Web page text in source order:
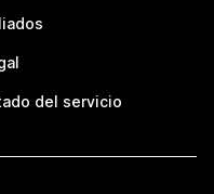
del servicio